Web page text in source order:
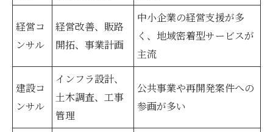
経営コ
ンサル
経営改善、販路
開拓、事業計画
中小企業の経営支援が多
く、地域密着型サービスが
主流
建設コ
ンサル
インフラ設計、
土木調査、工事
管理
公共事業や再開発案件への
参画が多い